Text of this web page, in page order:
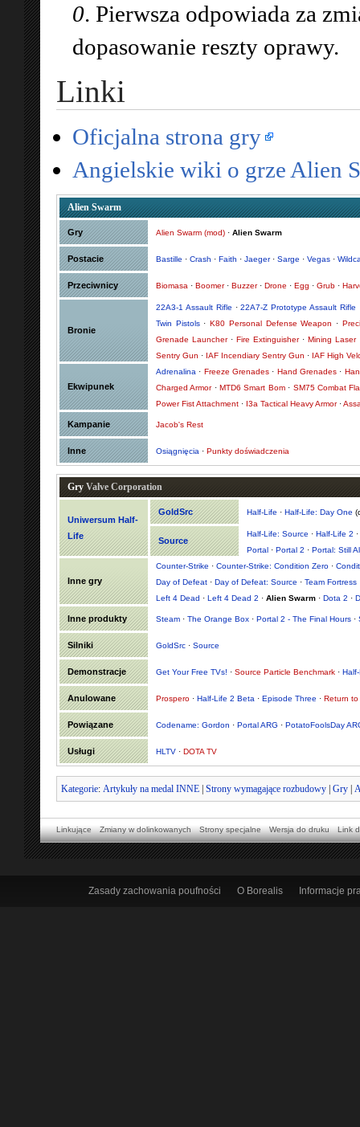
0. Pierwsza odpowiada za
dopasowanie reszty oprawy.
Linki
Oficjalna strona gry
Angielskie wiki o grze Alien
Alien Swarm
Gry Alien Swarm (mod) · Alien Swarm
Postacie Bastille · Crash · Faith · Jaeger· Sarge · Vegas ·
Przeciwnicy Biomasa · Boomer· Buzzer· Drone · Egg · Grub ·
Bronie
22A3-1 Assault Rifle ·22A7-Z Prototype Assault Rifle
Twin Pistols·K80 Personal Defense Weapon ·
Grenade Launcher·Fire Extinguisher·Mining Laser
Sentry Gun · IAF Incendiary Sentry Gun · IAF High
Ekwipunek
Adrenalina · Freeze Grenades · Hand Grenades ·
Charged Armor·MTD6 Smart Bom· SM75 Combat
Power Fist Attachment · I3a Tactical Heavy Armor·
Kampanie Jacob's Rest
Inne Osiągnięcia · Punkty doświadczenia
Gry Valve Corporation
Uniwersum Half-
Life
GoldSrc Half-Life · Half-Life: Day One
Source
Half-Life: Source · Half-Life 2 ·
Portal · Portal 2 · Portal: Still
Inne gry
Counter-Strike · Counter-Strike: Condition Zero ·
Day of Defeat · Day of Defeat: Source · Team Fortress
Left 4 Dead · Left 4 Dead 2 · Alien Swarm · Dota 2 ·
Inne produkty Steam · The Orange Box · Portal 2 - The Final Hours ·
Silniki GoldSrc · Source
Demonstracje Get Your Free TVs! · Source Particle Benchmark ·
Anulowane Prospero · Half-Life 2 Beta · Episode Three · Return to
Powiązane Codename: Gordon · Portal ARG · PotatoFoolsDay
Usługi HLTV · DOTA TV
Kategorie: Artykuły na medal INNE Strony wymagające rozbudowy Gry
Linkujące Zmiany w dolinkowanych Strony specjalne Wersja do druku Link
Zasady zachowania poufności O Borealis Informacje